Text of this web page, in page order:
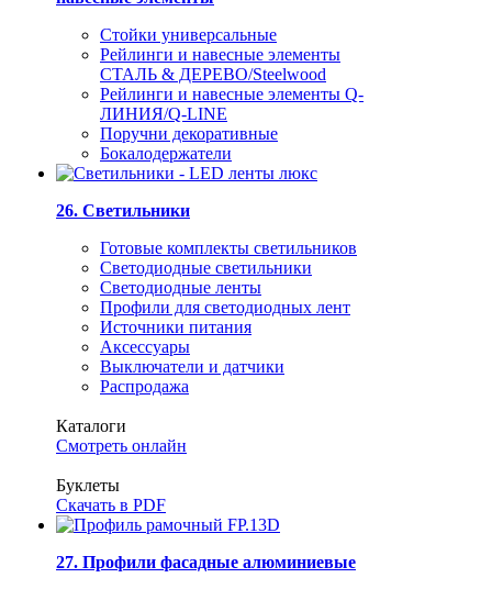
Стойки универсальные
Рейлинги и навесные элементы
СТАЛЬ & ДЕРЕВО/Steelwood
Рейлинги и навесные элементы Q-
ЛИНИЯ/Q-LINE
Поручни декоративные
Бокалодержатели
26. Светильники
Готовые комплекты светильников
Светодиодные светильники
Светодиодные ленты
Профили для светодиодных лент
Источники питания
Аксессуары
Выключатели и датчики
Распродажа
Каталоги
Смотреть онлайн
Буклеты
Скачать в PDF
27. Профили фасадные алюминиевые